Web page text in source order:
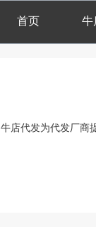
首页 牛
牛店代发为代发厂商